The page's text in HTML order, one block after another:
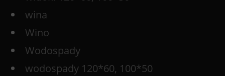
wina
Wino
Wodospady
wodospady 120*60, 100*50